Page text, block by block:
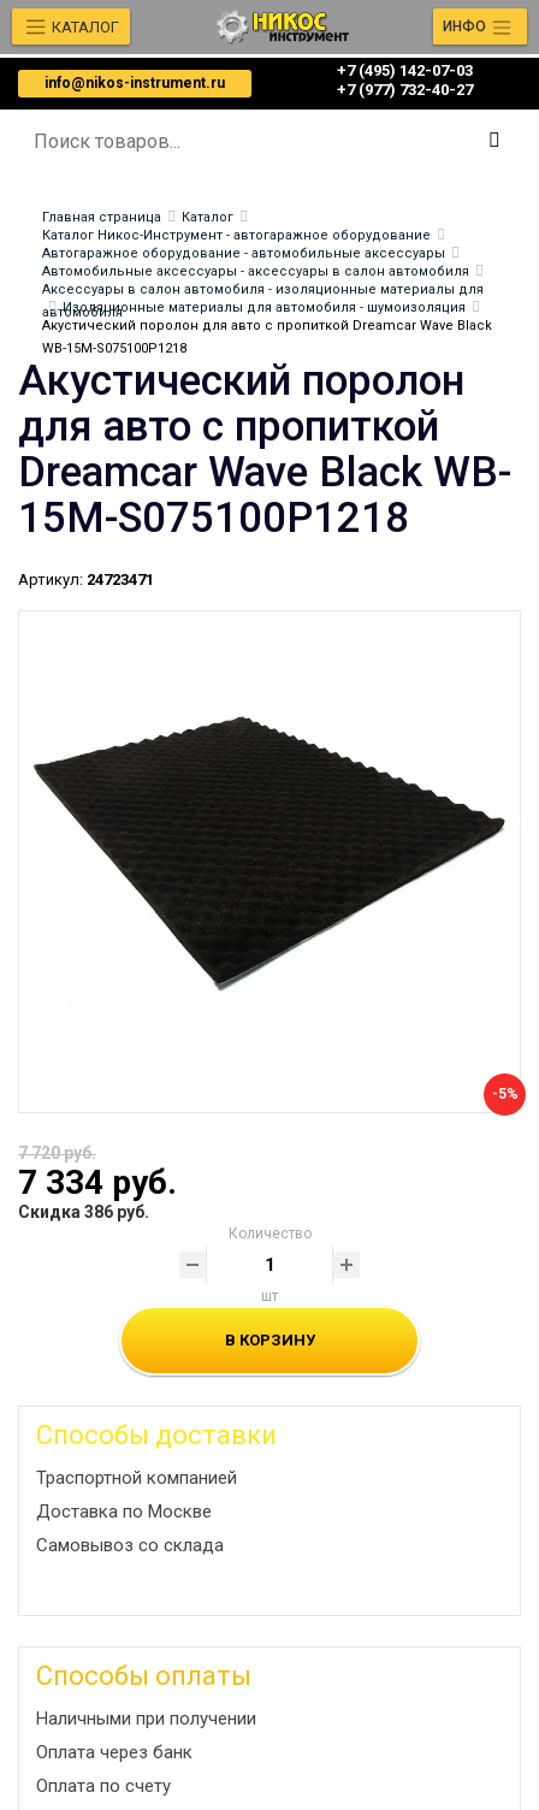
info@nikos-instrument.ru
+7 (495) 142-07-03
‎‎+7 (977) 732-40-27
КАТАЛОГ ИНФО
Главная страница
Каталог
Каталог Никос-Инструмент - автогаражное оборудование
Автогаражное оборудование - автомобильные аксессуары
Автомобильные аксессуары - аксессуары в салон автомобиля
Аксессуары в салон автомобиля - изоляционные материалы для
автомобиля
Изоляционные материалы для автомобиля - шумоизоляция
Акустический поролон для авто с пропиткой Dreamcar Wave Black
WB-15M-S075100P1218
Акустический поролон
для авто с пропиткой
Dreamcar Wave Black WB-
15M-S075100P1218
Артикул: 24723471
-5%
7 720 руб.
7 334 руб.
Скидка 386 руб.
Количество
шт
В КОРЗИНУ
Способы доставки
Траспортной компанией
Доставка по Москве
Самовывоз со склада
Способы оплаты
Наличными при получении
Оплата через банк
Оплата по счету